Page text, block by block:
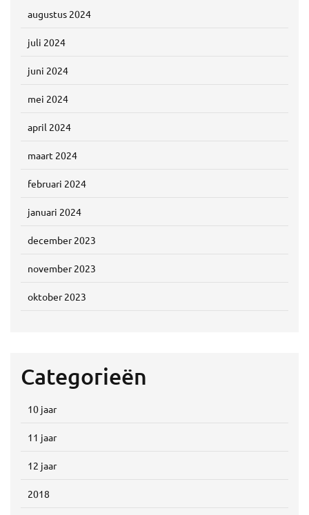
augustus 2024
juli 2024
juni 2024
mei 2024
april 2024
maart 2024
februari 2024
januari 2024
december 2023
november 2023
oktober 2023
Categorieën
10 jaar
11 jaar
12 jaar
2018